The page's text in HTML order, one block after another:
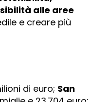
alle aree
e creare più
di euro; San